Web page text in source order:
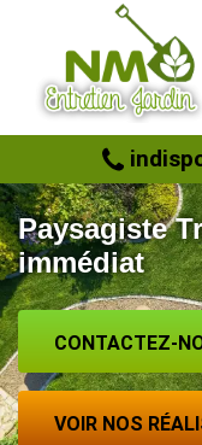
Paysagiste
immédiat
CONTACTEZ-
VOIR NOS